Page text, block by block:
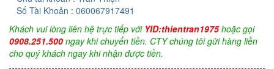
Số Tài Khoản : 060067917491
Khách vui lòng liên hệ trực tiếp với YID:thientran1975hoặc gọi
0908.251.500 ngay khi chuyển tiền. CTY chúng tôi gửi hàng liền
cho quý khách ngay khi nhận được tiền.